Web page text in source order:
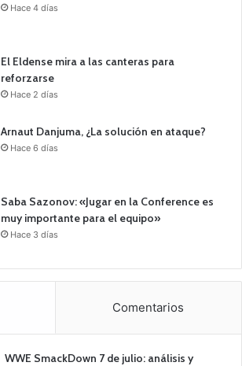
Hace 4 días
El Eldense mira a las canteras para
reforzarse
Hace 2 días
Arnaut Danjuma, ¿La solución en ataque?
Hace 6 días
Saba Sazonov: «Jugar en la Conference es
muy importante para el equipo»
Hace 3 días
Comentarios
WWE SmackDown 7 de julio: análisis y